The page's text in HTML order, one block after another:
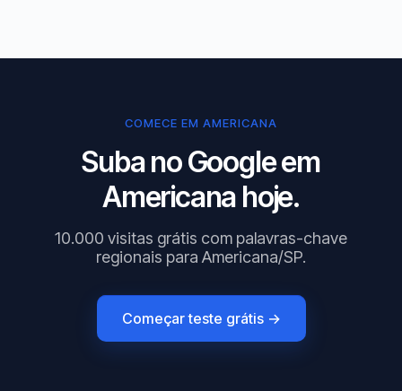
COMECE EM AMERICANA
Suba no Google em
Americana hoje.
10.000 visitas grátis com palavras-chave
regionais para Americana/SP.
Começar teste grátis →